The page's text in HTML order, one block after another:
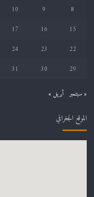
8
9
10
15
16
17
22
23
24
29
30
31
« سبتمبر أبريل »
الموقع الجغرافي